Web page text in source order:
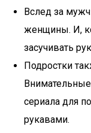
Вслед за
женщины. И,
засучивать
Подростки
Внимательные
сериала для
рукавами.